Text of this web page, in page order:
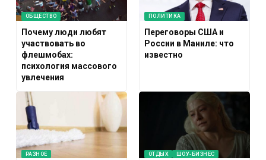
ОБЩЕСТВО
Почему люди любят
участвовать во
флешмобах:
психология массового
увлечения
ПОЛИТИКА
Переговоры США и
России в Маниле: что
известно
РАЗНОЕ ОТДЫХ ШОУ-БИЗНЕС